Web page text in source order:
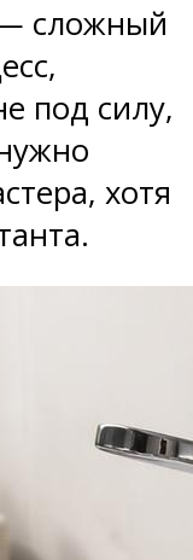
сложный
под силу,
хотя